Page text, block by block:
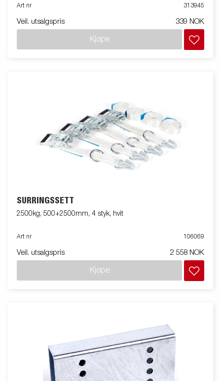
Art nr 313945
Veil. utsalgspris 339 NOK
Kjøpe
SURRINGSSETT
2500kg, 500+2500mm, 4 styk, hvit
Art nr 106069
Veil. utsalgspris 2 558 NOK
Kjøpe